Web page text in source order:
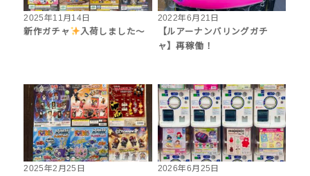
2025年11月14日
新作ガチャ
入荷しました〜
2022年6月21日
【ルアーナンバリングガチ
ャ】再稼働！
2025年2月25日
2026年6月25日